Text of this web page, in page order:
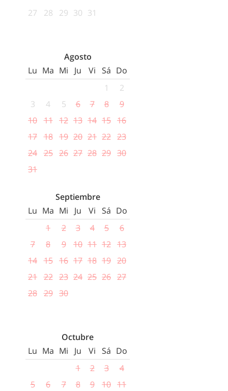
27
28 29 30 31
Agosto
Lu Ma Mi Ju Vi Sá Do
1
2
3
4 5 6 7 8
9
10 11 12 13 14 15 16
17 18 19 20 21 22 23
24 25 26 27 28 29 30
31
Septiembre
Lu Ma Mi Ju Vi Sá Do
1
2 3 4 5
6
7
8 9 10 11 12 13
14 15 16 17 18 19 20
21 22 23 24 25 26 27
28 29 30
Octubre
Lu Ma Mi Ju Vi Sá Do
1
2 3
4
5
6 7 8 9 10 11